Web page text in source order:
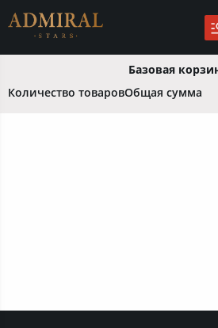
Базовая
Количество товаровОбщая сумма